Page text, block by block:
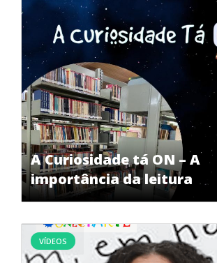
A Curiosidade tá ON – A
importância da leitura
VÍDEOS